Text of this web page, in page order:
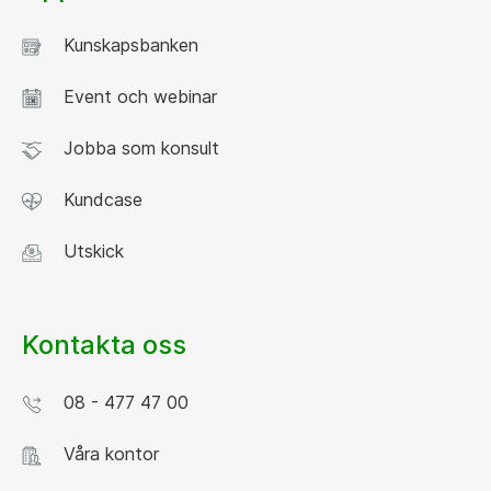
Kunskapsbanken
Event och webinar
Jobba som konsult
Kundcase
Utskick
Kontakta oss
08 - 477 47 00
Våra kontor